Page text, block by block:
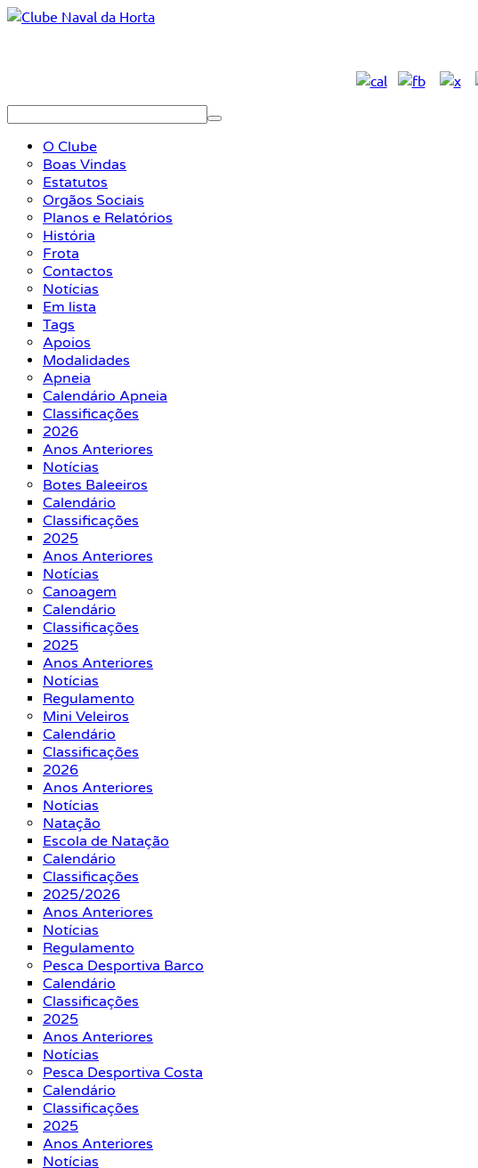
O Clube
Boas Vindas
Estatutos
Orgãos Sociais
Planos e Relatórios
História
Frota
Contactos
Notícias
Em lista
Tags
Apoios
Modalidades
Apneia
Calendário Apneia
Classificações
2026
Anos Anteriores
Notícias
Botes Baleeiros
Calendário
Classificações
2025
Anos Anteriores
Notícias
Canoagem
Calendário
Classificações
2025
Anos Anteriores
Notícias
Regulamento
Mini Veleiros
Calendário
Classificações
2026
Anos Anteriores
Notícias
Natação
Escola de Natação
Calendário
Classificações
2025/2026
Anos Anteriores
Notícias
Regulamento
Pesca Desportiva Barco
Calendário
Classificações
2025
Anos Anteriores
Notícias
Pesca Desportiva Costa
Calendário
Classificações
2025
Anos Anteriores
Notícias